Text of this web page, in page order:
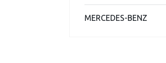
MERCEDES-BENZ